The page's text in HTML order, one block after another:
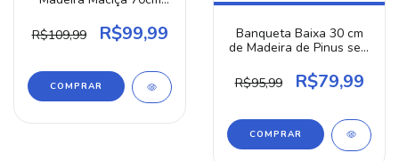
R$109,99
R$99,99
COMPRAR
Banqueta Baixa 30 cm
de Madeira de Pinus sem
R$95,99
R$79,99
COMPRAR